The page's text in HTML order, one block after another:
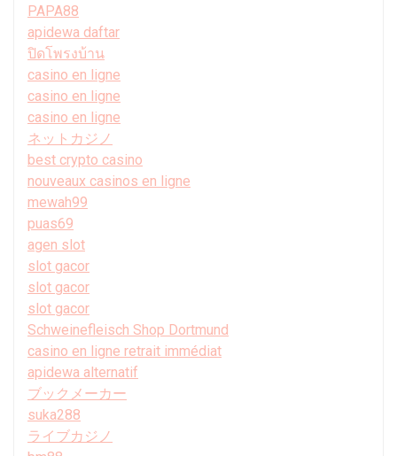
PAPA88
apidewa daftar
ปิดโพรงบ้าน
casino en ligne
casino en ligne
casino en ligne
ネットカジノ
best crypto casino
nouveaux casinos en ligne
mewah99
puas69
agen slot
slot gacor
slot gacor
slot gacor
Schweinefleisch Shop Dortmund
casino en ligne retrait immédiat
apidewa alternatif
ブックメーカー
suka288
ライブカジノ